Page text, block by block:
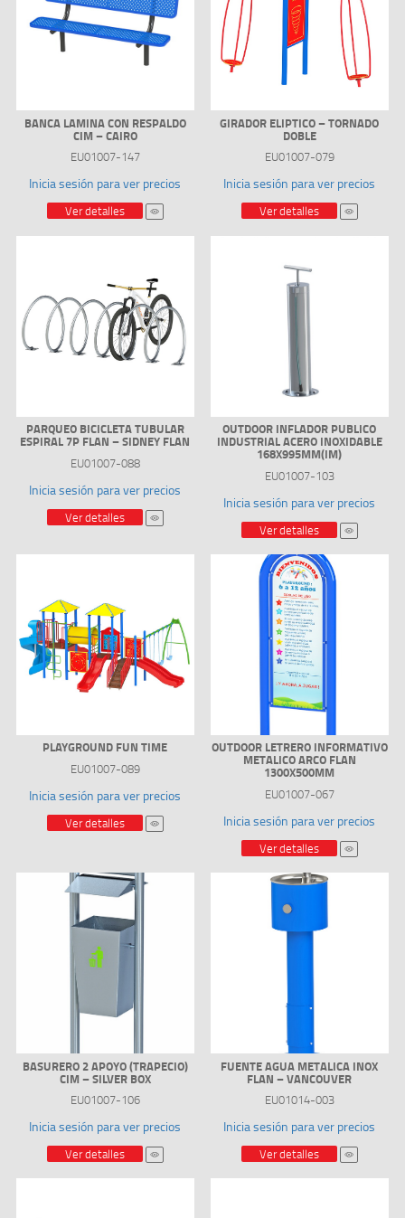
BANCA LAMINA CON RESPALDO
CIM – CAIRO
EU01007-147
Inicia sesión para ver precios
Ver detalles
GIRADOR ELIPTICO – TORNADO
DOBLE
EU01007-079
Inicia sesión para ver precios
Ver detalles
PARQUEO BICICLETA TUBULAR
ESPIRAL 7P FLAN – SIDNEY FLAN
EU01007-088
Inicia sesión para ver precios
Ver detalles
OUTDOOR INFLADOR PUBLICO
INDUSTRIAL ACERO INOXIDABLE
168X995MM(IM)
EU01007-103
Inicia sesión para ver precios
Ver detalles
PLAYGROUND FUN TIME
EU01007-089
Inicia sesión para ver precios
Ver detalles
OUTDOOR LETRERO INFORMATIVO
METALICO ARCO FLAN
1300X500MM
EU01007-067
Inicia sesión para ver precios
Ver detalles
BASURERO 2 APOYO (TRAPECIO)
CIM – SILVER BOX
EU01007-106
Inicia sesión para ver precios
Ver detalles
FUENTE AGUA METALICA INOX
FLAN – VANCOUVER
EU01014-003
Inicia sesión para ver precios
Ver detalles